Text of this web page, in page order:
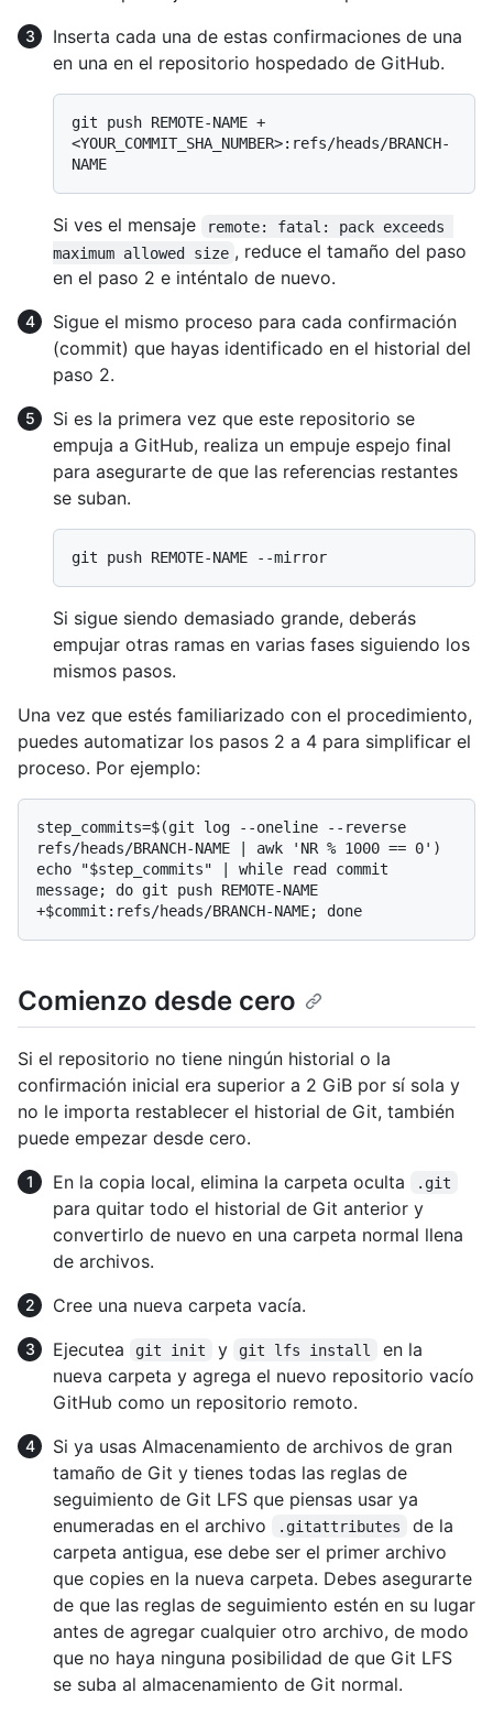
Inserta cada una de estas confirmaciones de una
en una en el repositorio hospedado de GitHub.
git push REMOTE-NAME +
<YOUR_COMMIT_SHA_NUMBER>:refs/heads/BRANCH-
Si ves el mensaje
remote: fatal: pack exceeds
maximum allowed size , reduce el tamaño del paso
en el paso 2 e inténtalo de nuevo.
Sigue el mismo proceso para cada confirmación
(commit) que hayas identificado en el historial del
paso 2.
Si es la primera vez que este repositorio se
empuja a GitHub, realiza un empuje espejo final
para asegurarte de que las referencias restantes
se suban.
Si sigue siendo demasiado grande, deberás
empujar otras ramas en varias fases siguiendo los
mismos pasos.
Una vez que estés familiarizado con el procedimiento,
puedes automatizar los pasos 2 a 4 para simplificar el
proceso. Por ejemplo:
step_commits=$(git log --oneline --reverse
refs/heads/BRANCH-NAME | awk 'NR % 1000 == 0')
echo "$step_commits" | while read commit
message; do git push REMOTE-NAME
Comienzo desde cero
Si el repositorio no tiene ningún historial o la
confirmación inicial era superior a 2 GiB por sí sola y
no le importa restablecer el historial de Git, también
puede empezar desde cero.
En la copia local, elimina la carpeta oculta
.git
para quitar todo el historial de Git anterior y
convertirlo de nuevo en una carpeta normal llena
de archivos.
Cree una nueva carpeta vacía.
Ejecutea
git init y git lfs install
en la
nueva carpeta y agrega el nuevo repositorio vacío
GitHub como un repositorio remoto.
Si ya usas Almacenamiento de archivos de gran
tamaño de Git y tienes todas las reglas de
seguimiento de Git LFS que piensas usar ya
enumeradas en el archivo
.gitattributes
de la
carpeta antigua, ese debe ser el primer archivo
que copies en la nueva carpeta. Debes asegurarte
de que las reglas de seguimiento estén en su lugar
antes de agregar cualquier otro archivo, de modo
que no haya ninguna posibilidad de que Git LFS
se suba al almacenamiento de Git normal.